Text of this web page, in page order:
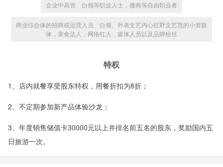
企业中高管、白领等职业人士，微商等自由职业者
商业综合体的招商或运营人员、白领、外表文艺内心狂野文艺范的小资群
体，美食达人，网络红人，媒体人员以及品牌粉丝
特权
1、 店内就餐享受股东特权，用餐折扣为8折；
2、 不定期参加新产品体验沙龙；
3、年度销售储值卡30000元以上并排名前五名的股东，奖励国内五
日旅游一次。